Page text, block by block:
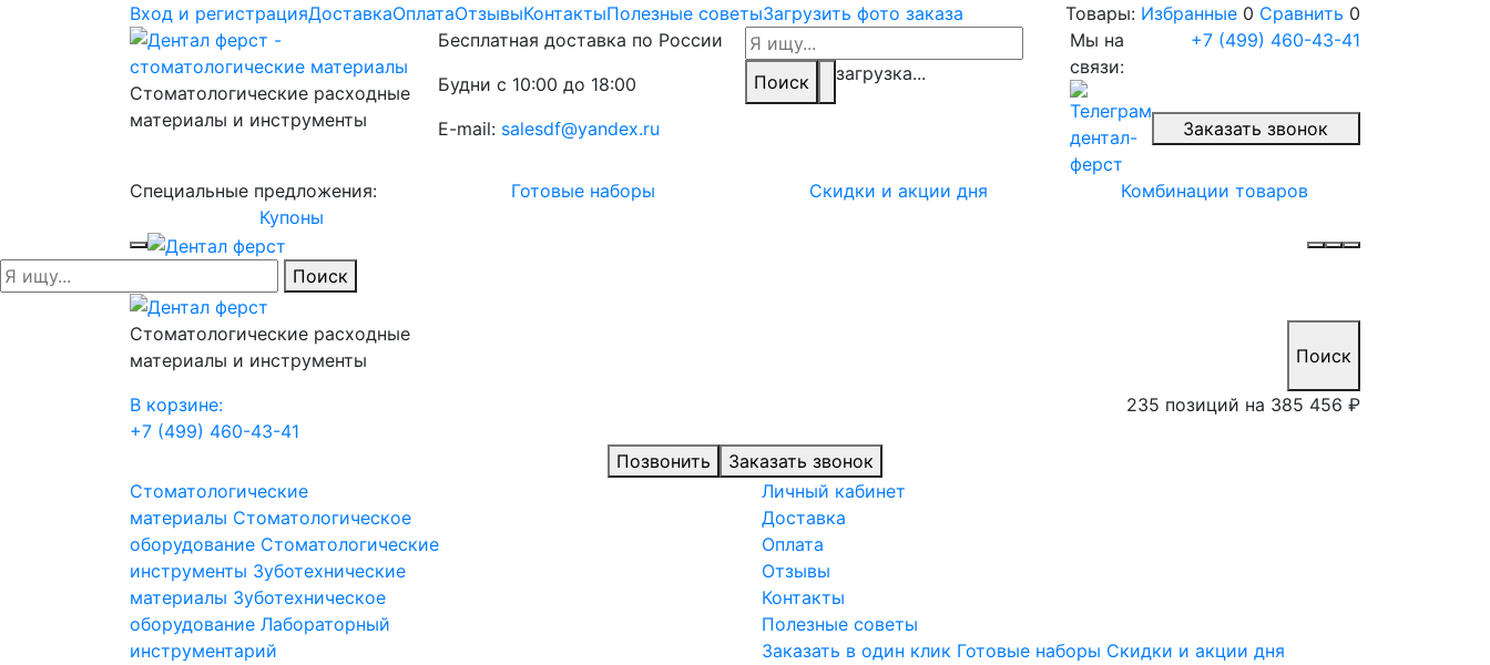
Вход и регистрацияДоставкаОплатаОтзывыКонтактыПолезные советыЗагрузить фото заказа Товары: Избранные 0 Сравнить 0
Стоматологические расходные
материалы и инструменты
Бесплатная доставка по России
Будни с 10:00 до 18:00
E-mail: salesdf@yandex.ru
Поиск загрузка...
Мы на
связи:
+7 (499) 460-43-41
Заказать звонок
Специальные предложения: Готовые наборы Скидки и акции дня
Комбинации товаров
Купоны
Поиск
Стоматологические расходные
материалы и инструменты
Поиск
В корзине: 235 позиций на 385 456 ₽
+7 (499) 460-43-41
Позвонить
Заказать звонок
Стоматологические
материалы Стоматологическое
оборудование Стоматологические
инструменты Зуботехнические
материалы Зуботехническое
оборудование Лабораторный
инструментарий
Личный кабинет
Доставка
Оплата
Отзывы
Контакты
Полезные советы
Заказать в один клик Готовые наборы Скидки и акции дня